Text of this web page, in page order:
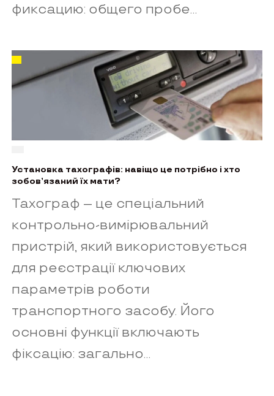
фиксацию: общего пробе...
Установка тахографів: навіщо це потрібно і хто
зобов’язаний їх мати?
Тахограф – це спеціальний
контрольно-вимірювальний
пристрій, який використовується
для реєстрації ключових
параметрів роботи
транспортного засобу. Його
основні функції включають
фіксацію: загально...